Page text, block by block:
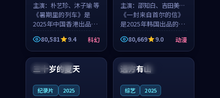
主演： 朴艺珍、沐子瑜 等
《暑期里的列车》是
2025年中国香港出品的
科幻新作，主创团队希
望用城市夜归人的故事
让观众停下来想一想。
朴艺珍领衔，沐子瑜担
任重要角色，郑书延的
80,581 9.4 科幻
主演： 邵知白、吉田美琴
等
《一封来自首尔的信》
是2025年韩国出品的动
漫新作，主创团队希望
用高考往事的故事让观
众停下来想一想。邵知
重要角色，谢承南的
80,669 9.0 动漫
法国 4K
三十岁的夏天
纪录片 2025
法国 独播
远方有山
综艺 2025